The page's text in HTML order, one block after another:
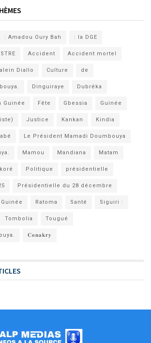
: Amadou Oury Bah : la DGE
Accident Accident mortel
Diallo Culture de
Dinguiraye Dubréka
Guinée Fête Gbessia Guinée
Justice Kankan Kindia
Le Président Mamadi Doumbouya
Mamou Mandiana Matam
Politique présidentielle
Présidentielle du 28 décembre
Ratoma Santé Siguiri :
Tombolia Tougué
𝐂𝐨𝐧𝐚𝐤𝐫𝐲